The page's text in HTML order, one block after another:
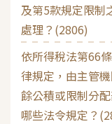
及第5款規定限制
處理？(2806)
依所得稅法第66
律規定，由主管
餘公積或限制分
哪些法令規定？